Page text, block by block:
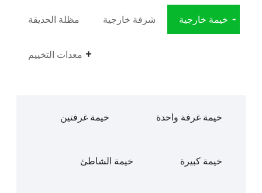
مظلة الحديقة شرفة خارجية خيمة خارجية
معدات التخييم
خيمة غرفة واحدة خيمة غرفتين
خيمة كبيرة خيمة الشاطئ